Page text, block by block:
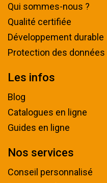
Qui sommes-nous ?
Qualité certifiée
Développement durable
Protection des données
Les infos
Blog
Catalogues en ligne
Guides en ligne
Nos services
Conseil personnalisé